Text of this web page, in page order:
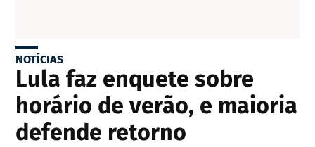
NOTÍCIAS
Lula faz enquete sobre
horário de verão, e maioria
defende retorno